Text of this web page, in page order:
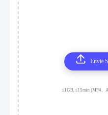
Envie
≤1GB, ≤15min (MP4